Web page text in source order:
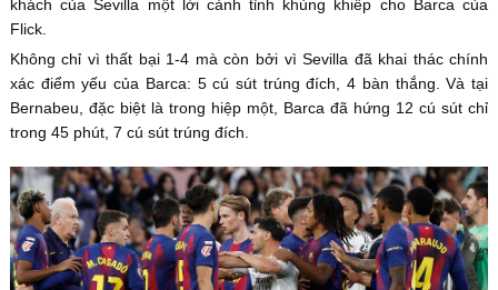
khách của Sevilla một lời cảnh tỉnh khủng khiếp cho Barca của
Flick.
Không chỉ vì thất bại 1-4 mà còn bởi vì Sevilla đã khai thác chính
xác điểm yếu của Barca: 5 cú sút trúng đích, 4 bàn thắng. Và tại
Bernabeu, đặc biệt là trong hiệp một, Barca đã hứng 12 cú sút chỉ
trong 45 phút, 7 cú sút trúng đích.